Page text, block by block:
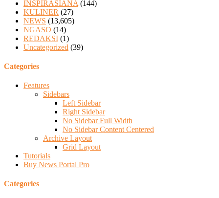
INSPIRASIANA (144)
KULINER (27)
NEWS (13,605)
NGASO (14)
REDAKSI (1)
Uncategorized (39)
Categories
Features
Sidebars
Left Sidebar
Right Sidebar
No Sidebar Full Width
No Sidebar Content Centered
Archive Layout
Grid Layout
Tutorials
Buy News Portal Pro
Categories